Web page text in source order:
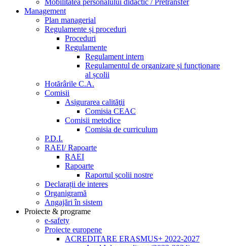
Mobilitatea personalului didactic / Pretransfer
Management
Plan managerial
Regulamente și proceduri
Proceduri
Regulamente
Regulament intern
Regulamentul de organizare și funcționare
al școlii
Hotărârile C.A.
Comisii
Asigurarea calităţii
Comisia CEAC
Comisii metodice
Comisia de curriculum
P.D.I.
RAEI/ Rapoarte
RAEI
Rapoarte
Raportul școlii nostre
Declarații de interes
Organigramă
Angajări în sistem
Proiecte & programe
e-safety
Proiecte europene
ACREDITARE ERASMUS+ 2022-2027